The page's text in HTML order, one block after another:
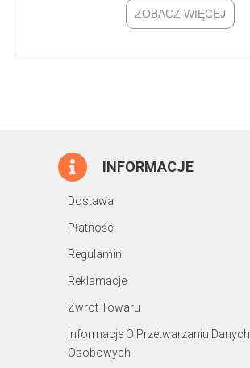
ZOBACZ WIĘCEJ
INFORMACJE
Dostawa
Płatności
Regulamin
Reklamacje
Zwrot Towaru
Informacje O Przetwarzaniu Danych
Osobowych